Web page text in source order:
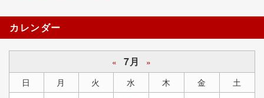
カレンダー
« 7月
»
日
月 火 水 木 金
土